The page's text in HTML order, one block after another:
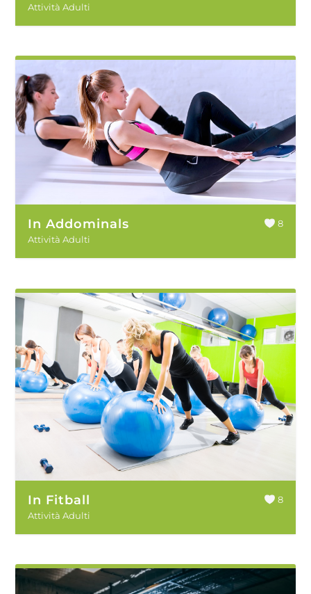
Attività Adulti
In Addominals
Attività Adulti
8
In Fitball
Attività Adulti
8